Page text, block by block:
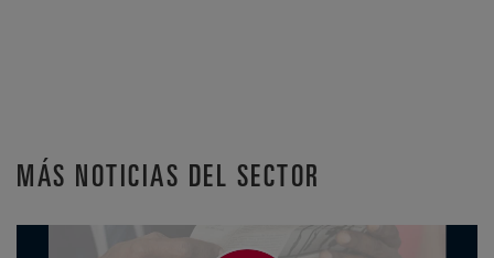
MÁS NOTICIAS DEL SECTOR